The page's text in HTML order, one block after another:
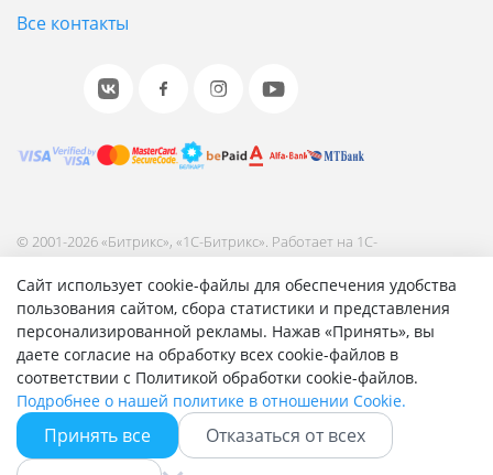
Сайт использует cookie-файлы для обеспечения удобства
пользования сайтом, сбора статистики и представления
персонализированной рекламы. Нажав «Принять», вы
даете согласие на обработку всех cookie-файлов в
соответствии с Политикой обработки cookie-файлов.
Подробнее о нашей политике в отношении Cookie.
Принять все
Отказаться от всех
интеграции и наивысшего качества сервиса.
отказоустойчивое решение для работы
Битрикс.
лицензию с необходимыми параметрами.
Если вы сомневаетесь в том, какую лицензию
вам выбрать – обращайтесь к нашим
партнерам. Они всегда будут рады помочь
вам сделать правильный выбор:
- Вы можете выбрать партнера
Все контакты
© 2001-2026 «Битрикс», «1С-Битрикс». Работает на 1С-
Битрикс: Управление сайтом.
Согласие на обработку персональных данных
Отзыв согласия на обработку персональных данных
Политика обработки персональных данных
Соглашение об использовании сайта
Быстро с 1С-Битрикс